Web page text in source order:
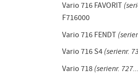
Vario 716 FAVORIT
F716000
Vario 716 FENDT
Vario 716 S4 (serienr.
Vario 718(serienr.